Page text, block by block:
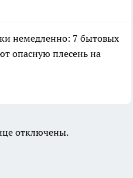
немедленно: 7 бытовых
опасную плесень на
отключены.